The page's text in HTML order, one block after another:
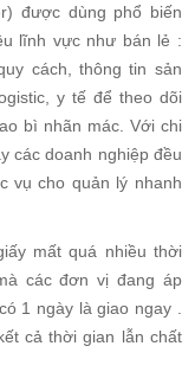
được dùng phổ biến
lĩnh vực như bán lẻ :
cách, thông tin sản
y tế để theo dõi
bì nhãn mác. Với chi
các doanh nghiệp đều
vụ cho quản lý nhanh
mất quá nhiều thời
các đơn vị đang áp
1 ngày là giao ngay .
cả thời gian lẫn chất